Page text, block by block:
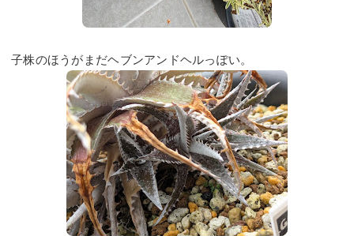
子株のほうがまだヘブンアンドヘルっぽい。